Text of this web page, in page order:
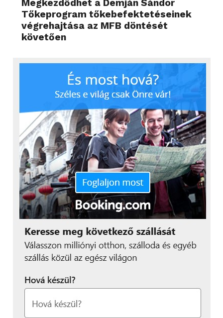
Megkezdődhet a Demján Sándor
Tőkeprogram tőkebefektetéseinek
végrehajtása az MFB döntését
követően